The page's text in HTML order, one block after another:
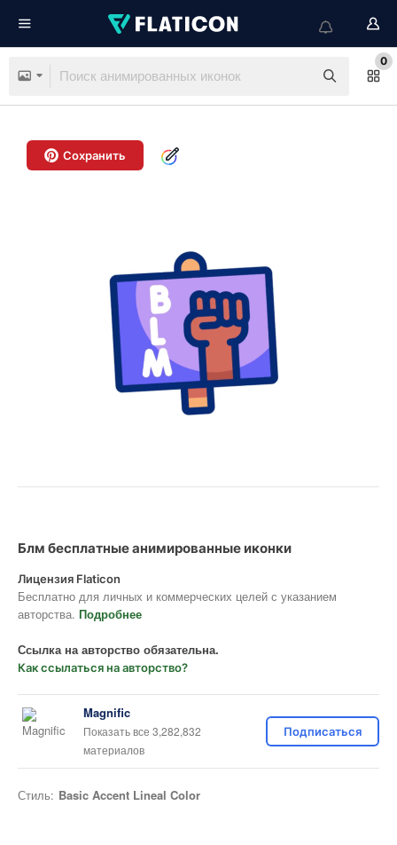
0
Сохранить
Блм бесплатные анимированные иконки
Лицензия Flaticon
Бесплатно для личных и коммерческих целей с указанием
авторства. Подробнее
Ссылка на авторство обязательна.
Как ссылаться на авторство?
Magnific
Показать все 3,282,832
материалов
Подписаться
Стиль: Basic Accent Lineal Color